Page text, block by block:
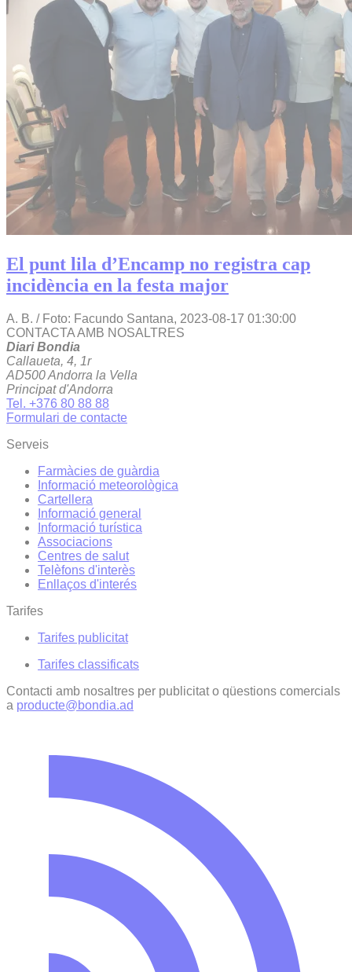
El punt lila d’Encamp no registra cap
incidència en la festa major
A. B. / Foto: Facundo Santana, 2023-08-17 01:30:00
CONTACTA AMB NOSALTRES
Diari Bondia
Callaueta, 4, 1r
AD500 Andorra la Vella
Principat d'Andorra
Tel. +376 80 88 88
Formulari de contacte
Serveis
Farmàcies de guàrdia
Informació meteorològica
Cartellera
Informació general
Informació turística
Associacions
Centres de salut
Telèfons d'interès
Enllaços d'interés
Tarifes
Tarifes publicitat
Tarifes classificats
Contacti amb nosaltres per publicitat o qüestions comercials
a producte@bondia.ad